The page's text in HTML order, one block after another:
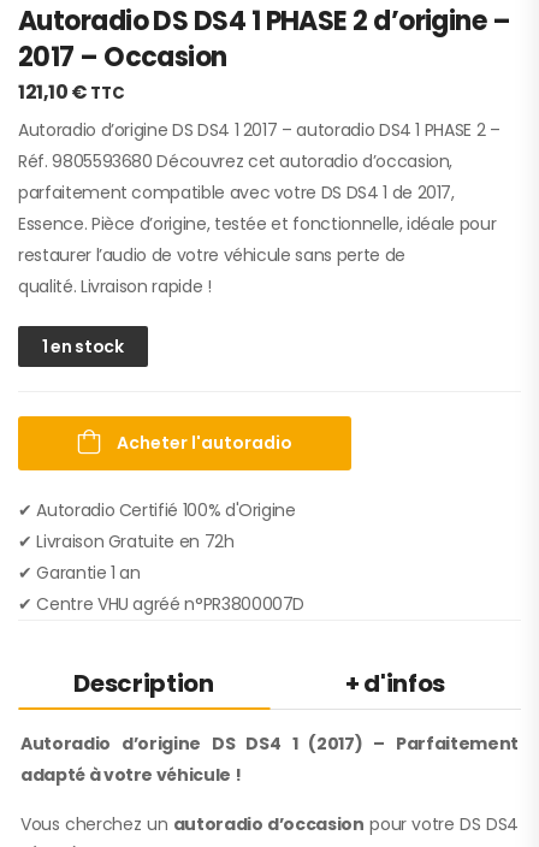
Autoradio DS DS4 1 PHASE 2 d’origine –
2017 – Occasion
121,10€ TTC
Autoradio d’origine DS DS4 1 2017 – autoradio DS4 1 PHASE 2 –
Réf. 9805593680 Découvrez cet autoradio d’occasion,
parfaitement compatible avec votre DS DS4 1 de 2017,
Essence. Pièce d’origine, testée et fonctionnelle, idéale pour
restaurer l’audio de votre véhicule sans perte de
qualité. Livraison rapide !
1 en stock
Acheter l'autoradio
✔ Autoradio Certifié 100% d'Origine
✔︎ Livraison Gratuite en 72h
✔︎ Garantie 1 an
✔︎ Centre VHU agréé n°PR3800007D
Description + d'infos
Autoradio d’origine DS DS4 1 (2017) – Parfaitement
adapté à votre véhicule !
Vous cherchez un autoradio d’occasion pour votre DS DS4